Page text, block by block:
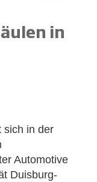
in
sich in der
Automotive
Duisburg-